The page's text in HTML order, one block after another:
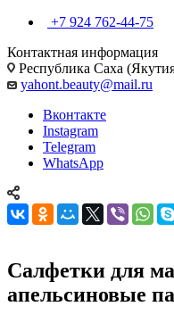
+7 924 762-44-75
Контактная информация
Республика Саха
yahont.beauty@mail.ru
Вконтакте
Instagram
Telegram
WhatsApp
Салфетки для
апельсиновые